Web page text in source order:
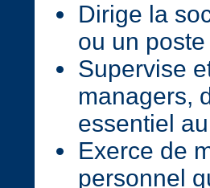
Dirige la
ou un
Supervise
managers,
essentiel
Exerce de
personnel